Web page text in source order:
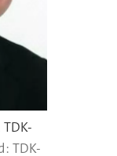
TDK-